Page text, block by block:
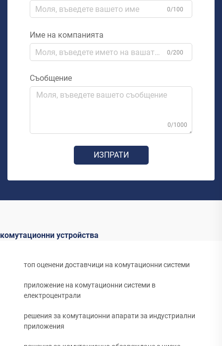
0/100
Име на компанията
0/200
Съобщение
0/1000
ИЗПРАТИ
комутационни устройства
топ оценени доставчици на комутационни системи
приложение на комутационни системи в
електроцентрали
решения за комутационни апарати за индустриални
приложения